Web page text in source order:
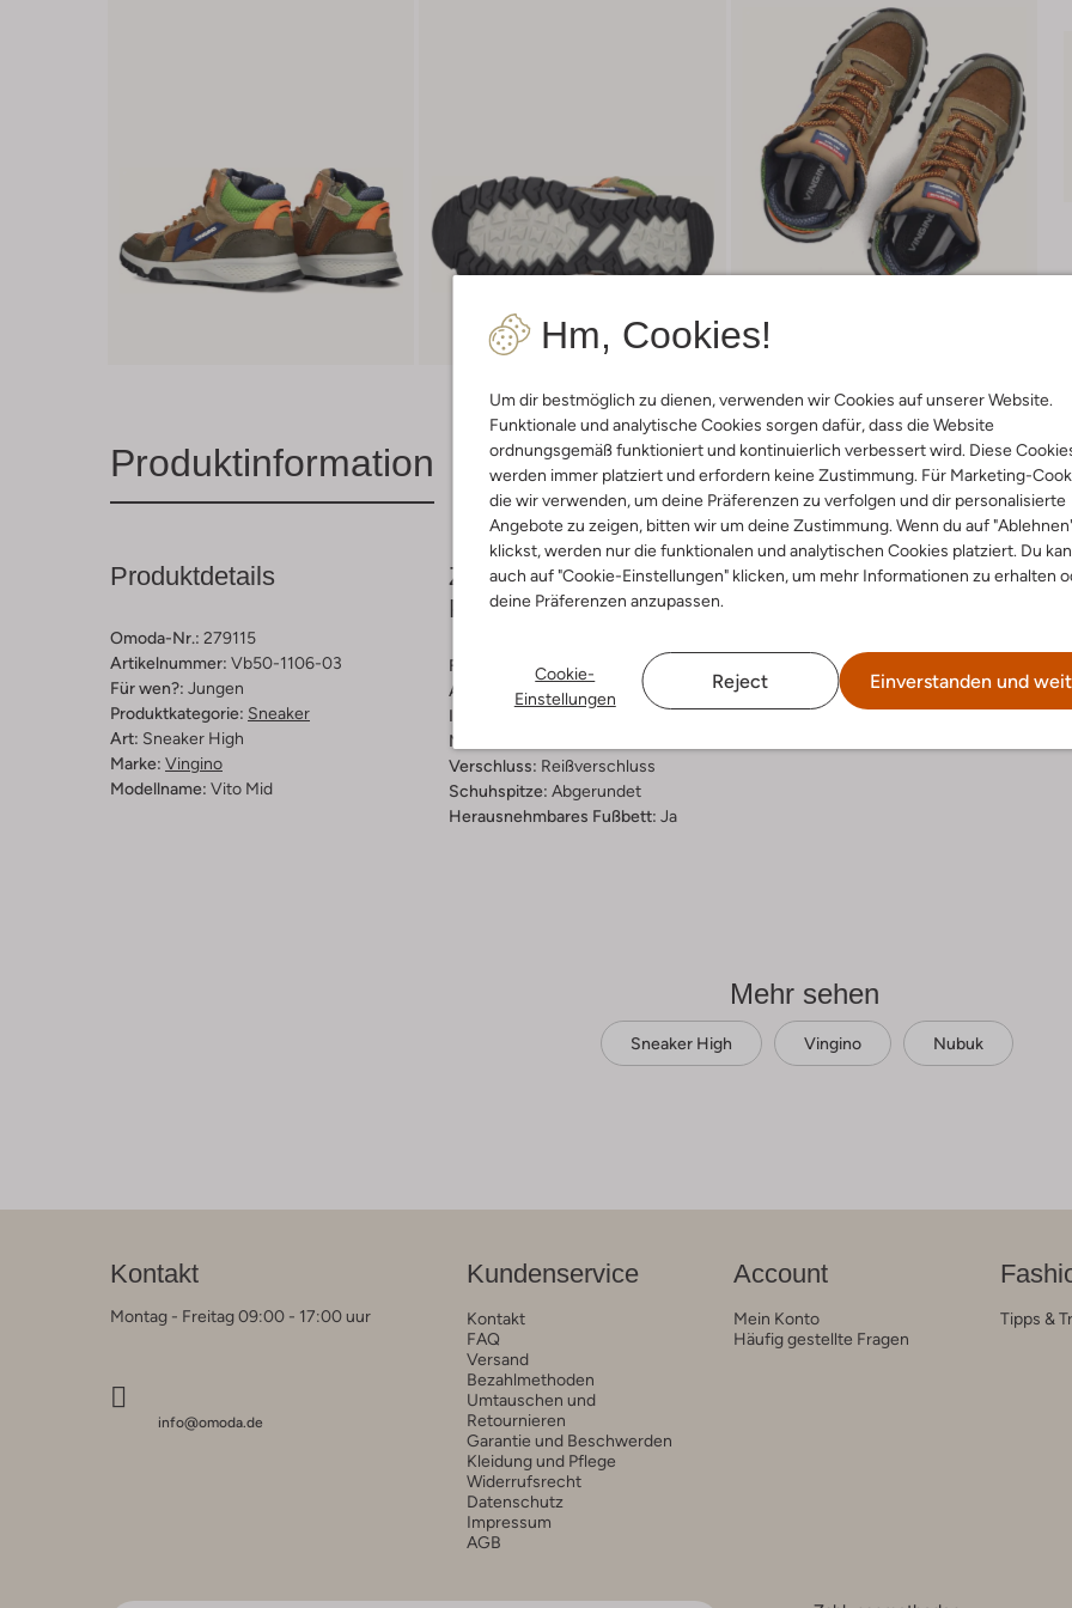
Hm, Cookies!
Um dir bestmöglich zu dienen, verwenden wir Cookies auf unserer Website.
Funktionale und analytische Cookies sorgen dafür, dass die Website
ordnungsgemäß funktioniert und kontinuierlich verbessert wird. Diese
werden immer platziert und erfordern keine Zustimmung. Für Marketing-
die wir verwenden, um deine Präferenzen zu verfolgen und dir personalisierte
Angebote zu zeigen, bitten wir um deine Zustimmung. Wenn du auf
klickst, werden nur die funktionalen und analytischen Cookies platziert. Du
auch auf "Cookie-Einstellungen" klicken, um mehr Informationen zu erhalten
deine Präferenzen anzupassen.
Cookie-
Einstellungen
Reject Einverstanden und
Produktinformation Lieferung & Rückgabe
Produktdetails
Omoda-Nr.: 279115
Artikelnummer: Vb50-1106-03
Für wen?: Jungen
Produktkategorie: Sneaker
Art: Sneaker High
Marke: Vingino
Modellname: Vito Mid
Zusammensetzung &
Passform
Farbe :
Cognac
Außenmaterial:Nubuk
Innenmaterial:
Material Sohle:
Verschluss: Reißverschluss
Schuhspitze: Abgerundet
Herausnehmbares Fußbett: Ja
Mehr sehen
Sneaker High Vingino Nubuk
Kontakt
Montag - Freitag 09:00 - 17:00 uur
info@omoda.de
Kundenservice
Kontakt
FAQ
Versand
Bezahlmethoden
Umtauschen und
Retournieren
Garantie und Beschwerden
Kleidung und Pflege
Widerrufsrecht
Datenschutz
Impressum
AGB
Account
Mein Konto
Häufig gestellte Fragen
Tipps &